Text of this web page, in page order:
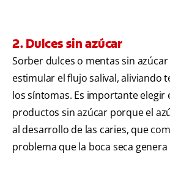
2. Dulces sin azúcar
Sorber dulces o mentas sin
estimular el flujo salival, aliviando
los síntomas. Es importante elegir
productos sin azúcar porque el
al desarrollo de las caries, que
problema que la boca seca genera